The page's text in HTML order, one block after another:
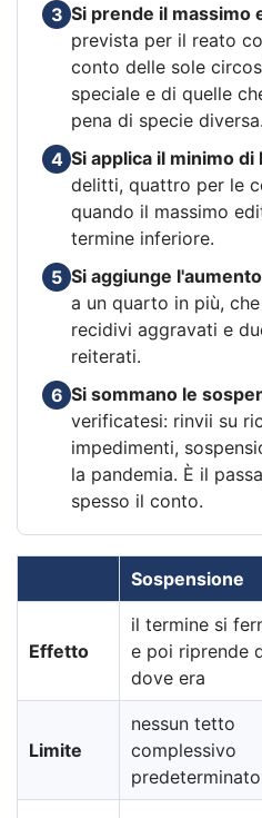
3 Si prende il massimo
prevista per il reato
conto delle sole
speciale e di quelle
pena di specie diversa.
4 Si applica il minimo di
delitti, quattro per le
quando il massimo
termine inferiore.
5 Si aggiunge
a un quarto in più,
recidivi aggravati e
reiterati.
6 Si sommano le
verificatesi: rinvii su
impedimenti,
la pandemia. È il
spesso il conto.
Sospensione
Effetto
il termine si
e poi riprende
dove era
Limite
nessun tetto
complessivo
predeterminato